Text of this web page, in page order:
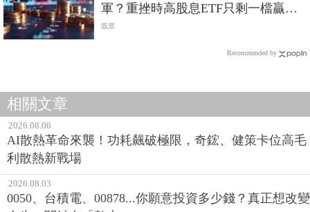
軍？重挫時高股息ETF只剩一檔贏過
0050
股票
Recommended by
相關文章
2026.08.06
AI散熱革命來襲！功耗飆破極限，奇鋐、健策卡位高毛
利散熱新戰場
2026.08.03
0050、台積電、00878...你願意投資多少錢？真正想改變